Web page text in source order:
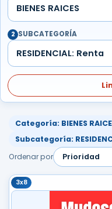
BIENES RAICES
2 SUBCATEGORÍA
RESIDENCIAL: Renta
Categoría: BIENES
Subcategoría:
Ordenar por
3x8